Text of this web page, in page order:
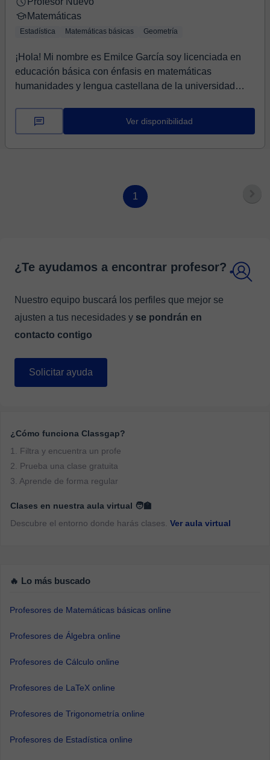
Matemáticas
Estadística Matemáticas básicas Geometría
¡Hola! Mi nombre es Emilce García soy licenciada en
educación básica con énfasis en matemáticas
humanidades y lengua castellana de la universidad
Ver disponibilidad
1
¿Te ayudamos a encontrar profesor?
Nuestro equipo buscará los perfiles que mejor se
ajusten a tus necesidades y se pondrán en
contacto contigo
Solicitar ayuda
¿Cómo funciona Classgap?
1. Filtra y encuentra un profe
2. Prueba una clase gratuita
3. Aprende de forma regular
Clases en nuestra aula virtual 🧑‍🏫
Descubre el entorno donde harás clases. Ver aula virtual
🔥 Lo más buscado
Profesores de Matemáticas básicas online
Profesores de Álgebra online
Profesores de Cálculo online
Profesores de LaTeX online
Profesores de Trigonometría online
Profesores de Estadística online